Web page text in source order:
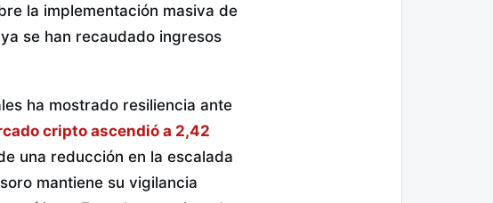
la implementación masiva de
se han recaudado ingresos
ha mostrado resiliencia ante
cripto ascendió a 2,42
una reducción en la escalada
mantiene su vigilancia